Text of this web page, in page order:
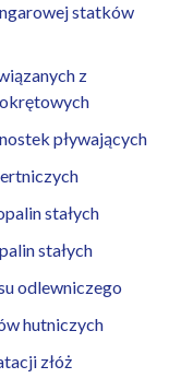
statków
z
pływających
stałych
stałych
odlewniczego
hutniczych
złóż